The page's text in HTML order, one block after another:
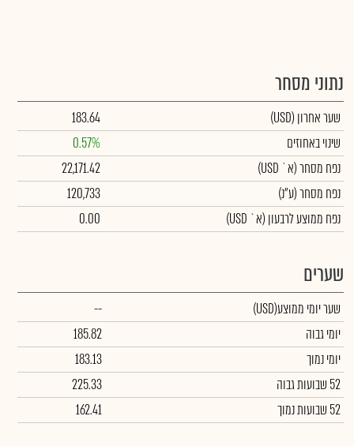
נתוני מסחר
שער אחרון (USD)
183.64
שינוי באחוזים
0.57%
נפח מסחר(א` USD)
22,171.42
נפח מסחר(ע"נ)
120,733
נפח ממוצע לרבעון (א` USD)
0.00
שערים
שער יומי ממוצע(USD)
--
יומי גבוה
185.82
יומי נמוך
183.13
52 שבועות גבוה
225.33
52 שבועות נמוך
162.41